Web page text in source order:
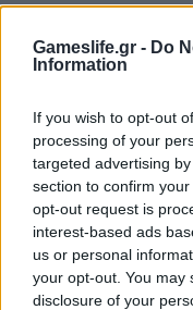
Gameslife.gr - Do
Information
If you wish to opt-out
processing of your
targeted advertising
section to confirm
opt-out request is
interest-based ads
us or personal
your opt-out. You may
disclosure of your
REVIEWS
My Hero One’s
ΠΈΤΡΟΣ ΚΥΠΡΑΊΟΣ
Ο κόσμος των anime /
μια τεράστια και
game developers.